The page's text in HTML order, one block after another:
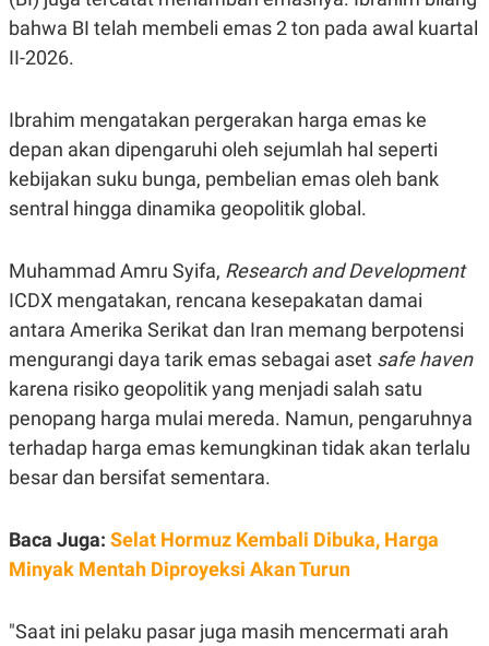
S
A
T
D
A
G
E
S
O
N
T
A
V
I
P
S
U
JARINGAN
K
O
T
A
N
A
E
M
Y
P
R
S
S
R
E
S
E
.
bahwa BI telah membeli emas 2 ton pada awal kuartal
II-2026.
Ibrahim mengatakan pergerakan harga emas ke
depan akan dipengaruhi oleh sejumlah hal seperti
kebijakan suku bunga, pembelian emas oleh bank
sentral hingga dinamika geopolitik global.
Muhammad Amru Syifa, Research and Development
ICDX mengatakan, rencana kesepakatan damai
antara Amerika Serikat dan Iran memang berpotensi
mengurangi daya tarik emas sebagai aset safe haven
karena risiko geopolitik yang menjadi salah satu
penopang harga mulai mereda. Namun, pengaruhnya
terhadap harga emas kemungkinan tidak akan terlalu
besar dan bersifat sementara.
Baca Juga: Selat Hormuz Kembali Dibuka, Harga
Minyak Mentah Diproyeksi Akan Turun
"Saat ini pelaku pasar juga masih mencermati arah